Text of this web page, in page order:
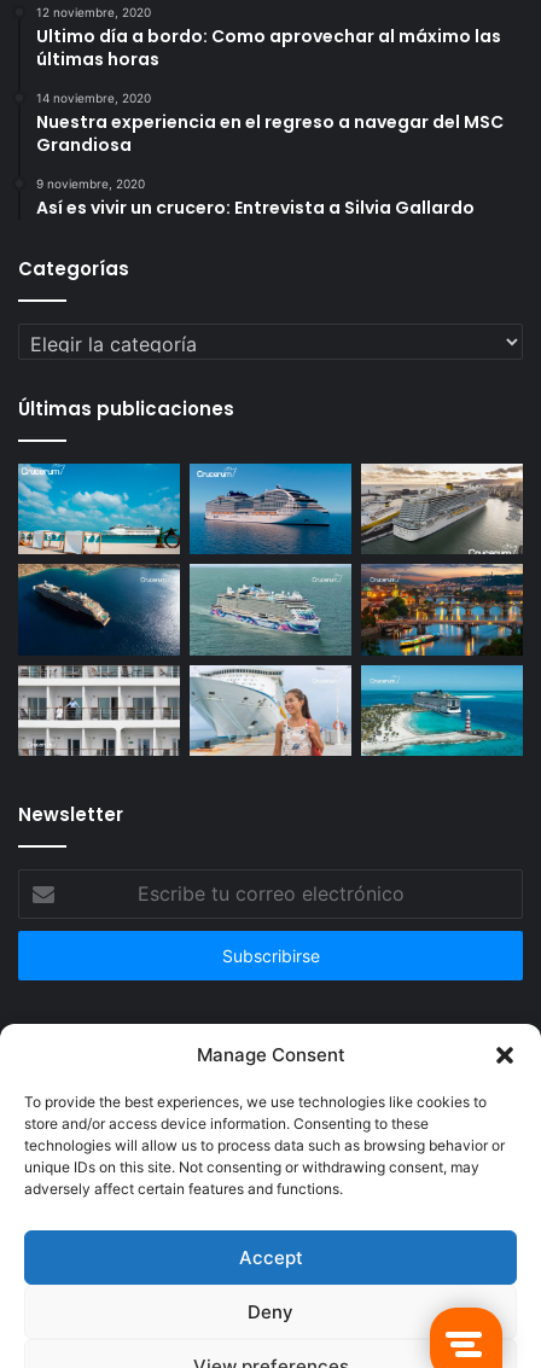
Manage Consent
To provide the best experiences, we use technologies like cookies to
store and/or access device information. Consenting to these
technologies will allow us to process data such as browsing behavior or
unique IDs on this site. Not consenting or withdrawing consent, may
adversely affect certain features and functions.
Accept
Deny
12 noviembre, 2020
Ultimo día a bordo: Como aprovechar al máximo las
últimas horas
14 noviembre, 2020
Nuestra experiencia en el regreso a navegar del MSC
Grandiosa
9 noviembre, 2020
Así es vivir un crucero: Entrevista a Silvia Gallardo
Categorías
Categorías
Últimas publicaciones
Newsletter
correo
© Copyright 2026, Todos los derechos reservados @Crucerum |